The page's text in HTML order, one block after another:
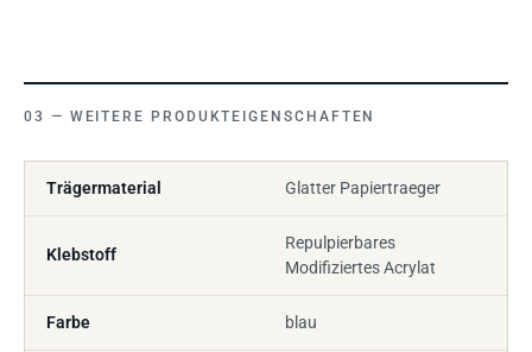
WEITERE PRODUKTEIGENSCHAFTEN
Trägermaterial Glatter Papiertraeger
Klebstoff
Repulpierbares
Modifiziertes Acrylat
Farbe blau